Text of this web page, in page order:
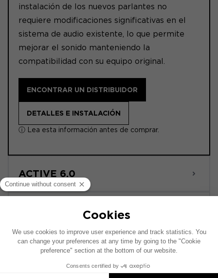
instalación de los nuevos parlantes no
requiere modificaciones significativas en el
sistema de audio existente, lo que permite
mejorar el sonido manteniendo la
compatibilidad con su equipo original.
ENCONTRAR UN DISTRIBUIDOR
DETALLES E INSTALACIÓN
ⓘ Lea esta información antes de comprar.
ACTIVE 6.0
Este esquema de instalación se ha realizado
sistema de audio original de fábrica. Si tu